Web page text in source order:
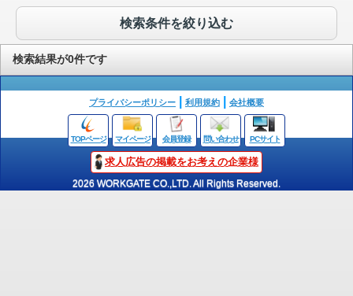
検索条件を絞り込む
検索結果が0件です
プライバシーポリシー 利用規約 会社概要
TOPページ マイページ 会員登録 問い合わせ PCサイト
求人広告の掲載をお考えの企業様
2026 WORKGATE CO.,LTD. All Rights Reserved.